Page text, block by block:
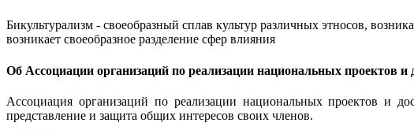
Бикультурализм - своеобразный сплав культур различных этносов,
возникает своеобразное разделение сфер влияния
Об Ассоциации организаций по реализации национальных
Ассоциация организаций по реализации национальных проектов и
представление и защита общих интересов своих членов.